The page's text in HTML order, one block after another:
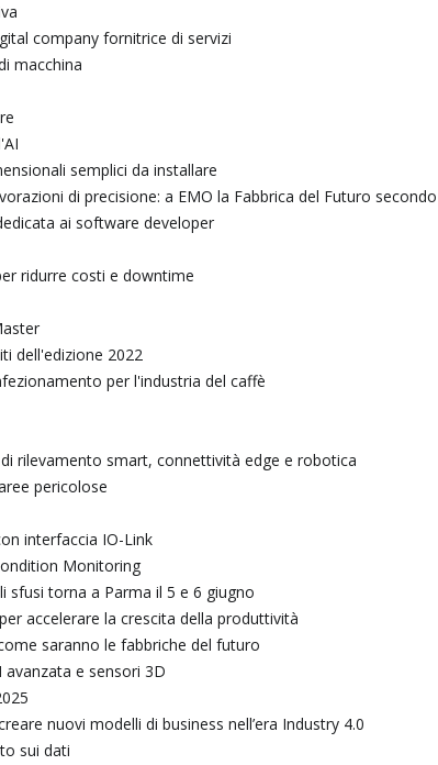
company fornitrice di servizi
macchina
semplici da installare
di precisione: a EMO la Fabbrica del Futuro
ai software developer
ridurre costi e downtime
dell'edizione 2022
per l'industria del caffè
rilevamento smart, connettività edge e robotica
pericolose
interfaccia IO-Link
Monitoring
sfusi torna a Parma il 5 e 6 giugno
accelerare la crescita della produttività
saranno le fabbriche del futuro
avanzata e sensori 3D
nuovi modelli di business nell’era Industry 4.0
sui dati